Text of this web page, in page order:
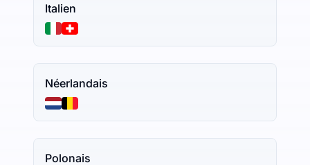
Italien
Néerlandais
Polonais